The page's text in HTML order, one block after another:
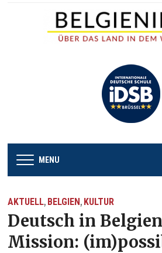
MENU
AKTUELL, BELGIEN, KULTUR
Deutsch in
Mission: